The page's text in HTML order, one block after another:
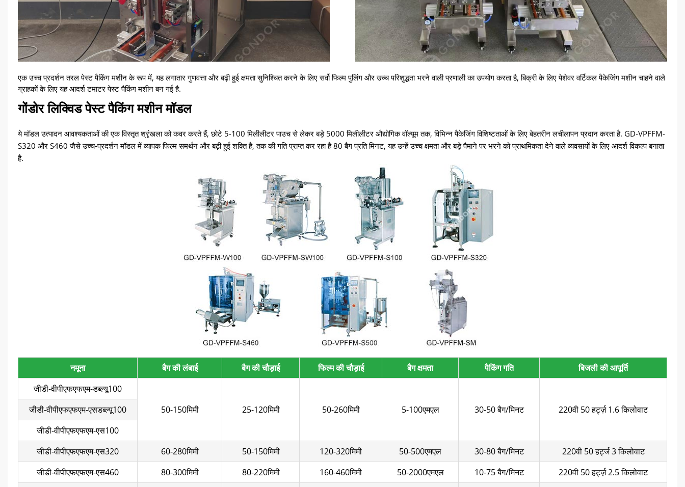
एक उच्च प्रदर्शन तरल पेस्ट पैकिंग मशीन के रूप में, यह लगातार गुणवत्ता और बढ़ी हुई क्षमता सुनिश्चित करने के लिए सर्वो फिल्म पुलिंग और उच्च परिशुद्धता भरने वाली प्रणाली का उपयोग करता है, बिक्री के लिए पेशेवर वर्टिकल पैकेजिंग मशीन चाहने वाले
ग्राहकों के लिए यह आदर्श टमाटर पेस्ट पैकिंग मशीन बन गई है.
गोंडोर लिक्विड पेस्ट पैकिंग मशीन मॉडल
ये मॉडल उत्पादन आवश्यकताओं की एक विस्तृत श्रृंखला को कवर करते हैं, छोटे 5-100 मिलीलीटर पाउच से लेकर बड़े 5000 मिलीलीटर औद्योगिक वॉल्यूम तक, विभिन्न पैकेजिंग विशिष्टताओं के लिए बेहतरीन लचीलापन प्रदान करता है. GD-VPFFM-
S320 और S460 जैसे उच्च-प्रदर्शन मॉडल में व्यापक फिल्म समर्थन और बढ़ी हुई शक्ति है, तक की गति प्राप्त कर रहा है 80 बैग प्रति मिनट, यह उन्हें उच्च क्षमता और बड़े पैमाने पर भरने को प्राथमिकता देने वाले व्यवसायों के लिए आदर्श विकल्प बनाता
है.
नमूना बैग की लंबाई बैग की चौड़ाई फिल्म की चौड़ाई बैग क्षमता पैकिंग गति
बिजली की आपूर्ति
जीडी-वीपीएफएफएम-डब्ल्यू100
50-150मिमी
25-120मिमी 50-260मिमी 5-100एमएल 30-50 बैग/मिनट 220वी 50 हर्ट्ज़ 1.6 किलोवाट
जीडी-वीपीएफएफएम-एसडब्ल्यू100
जीडी-वीपीएफएफएम-एस100
जीडी-वीपीएफएफएम-एस320
60-280मिमी 50-150मिमी 120-320मिमी 50-500एमएल 30-80 बैग/मिनट
220वी 50 हर्ट्ज 3 किलोवाट
जीडी-वीपीएफएफएम-एस460
80-300मिमी 80-220मिमी 160-460मिमी 50-2000एमएल 10-75 बैग/मिनट
220वी 50 हर्ट्ज़ 2.5 किलोवाट